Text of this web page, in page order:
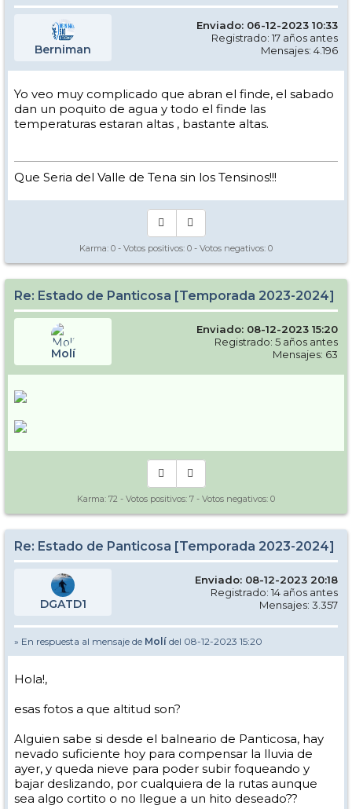
Berniman
Enviado: 06-12-2023 10:33
Registrado: 17 años antes
Mensajes: 4.196
Yo veo muy complicado que abran el finde, el sabado
dan un poquito de agua y todo el finde las
temperaturas estaran altas , bastante altas.
Que Seria del Valle de Tena sin los Tensinos!!!
Karma: 0 - Votos positivos: 0 - Votos negativos: 0
Re: Estado de Panticosa [Temporada 2023-2024]
Molí
Enviado: 08-12-2023 15:20
Registrado: 5 años antes
Mensajes: 63
Karma: 72 - Votos positivos: 7 - Votos negativos: 0
Re: Estado de Panticosa [Temporada 2023-2024]
DGATD1
Enviado: 08-12-2023 20:18
Registrado: 14 años antes
Mensajes: 3.357
» En respuesta al mensaje de Molí del 08-12-2023 15:20
Hola!,
esas fotos a que altitud son?
Alguien sabe si desde el balneario de Panticosa, hay
nevado suficiente hoy para compensar la lluvia de
ayer, y queda nieve para poder subir foqueando y
bajar deslizando, por cualquiera de la rutas aunque
sea algo cortito o no llegue a un hito deseado??